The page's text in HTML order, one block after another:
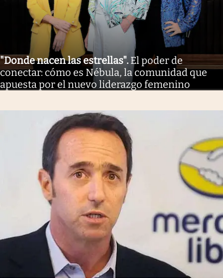
"Donde nacen las estrellas". El poder de
conectar: cómo es Nébula, la comunidad que
apuesta por el nuevo liderazgo femenino